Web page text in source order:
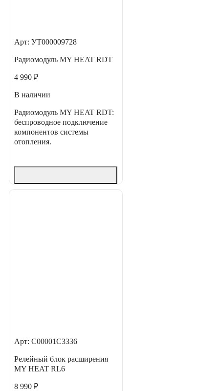
Арт: УТ000009728
Радиомодуль MY HEAT RDT
4 990 ₽
В наличии
Радиомодуль MY HEAT RDT:
беспроводное подключение
компонентов системы
отопления.
Арт: С00001С3336
Релейный блок расширения
MY HEAT RL6
8 990 ₽